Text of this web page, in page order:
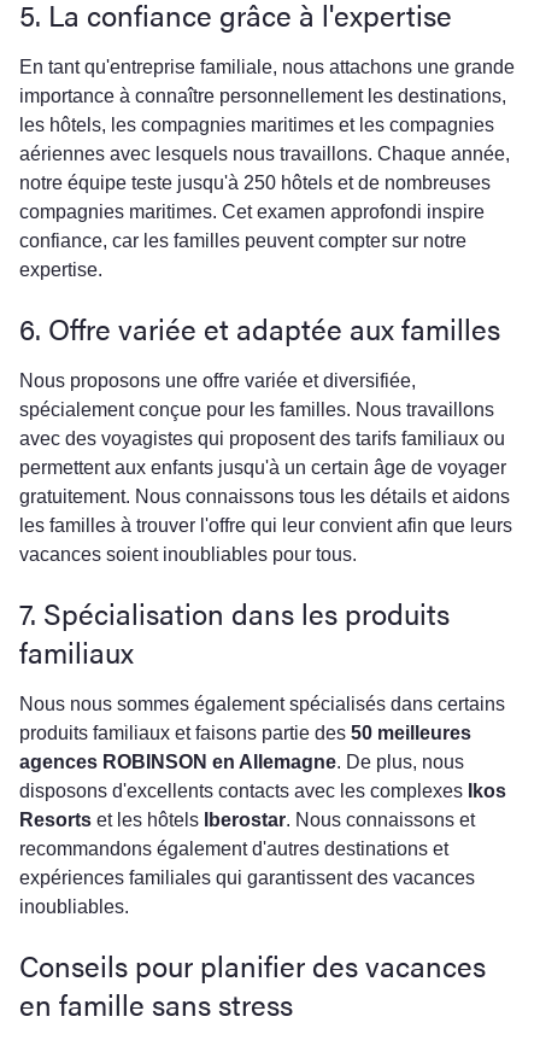
5. La confiance grâce à l'expertise
En tant qu'entreprise familiale, nous attachons une grande
importance à connaître personnellement les destinations,
les hôtels, les compagnies maritimes et les compagnies
aériennes avec lesquels nous travaillons. Chaque année,
notre équipe teste jusqu'à 250 hôtels et de nombreuses
compagnies maritimes. Cet examen approfondi inspire
confiance, car les familles peuvent compter sur notre
expertise.
6. Offre variée et adaptée aux familles
Nous proposons une offre variée et diversifiée,
spécialement conçue pour les familles. Nous travaillons
avec des voyagistes qui proposent des tarifs familiaux ou
permettent aux enfants jusqu'à un certain âge de voyager
gratuitement. Nous connaissons tous les détails et aidons
les familles à trouver l'offre qui leur convient afin que leurs
vacances soient inoubliables pour tous.
7. Spécialisation dans les produits
familiaux
Nous nous sommes également spécialisés dans certains
produits familiaux et faisons partie des 50 meilleures
agences ROBINSON en Allemagne. De plus, nous
disposons d'excellents contacts avec les complexes
Ikos
Resorts et les hôtels Iberostar. Nous connaissons et
recommandons également d'autres destinations et
expériences familiales qui garantissent des vacances
inoubliables.
Conseils pour planifier des vacances
en famille sans stress